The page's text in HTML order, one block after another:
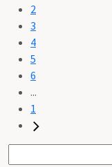
2
3
4
5
6
...
1